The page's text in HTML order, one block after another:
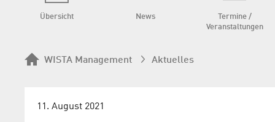
Übersicht News
Termine /
Veranstaltungen
WISTA Management Aktuelles
11. August 2021